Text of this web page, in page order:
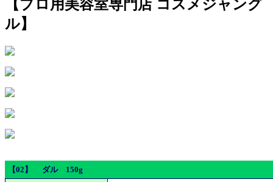
【プロ用美容室専門店 コスメジャング
ル】
【02】 ダル 150g